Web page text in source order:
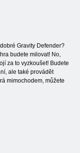
Gravity Defender?
budete milovat! No,
za to vyzkoušet! Budete
ale také provádět
mimochodem, můžete